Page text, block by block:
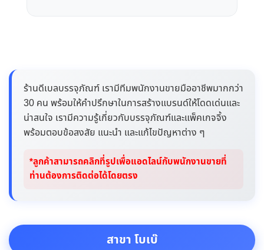
ร้านดีเบลบรรจุภัณฑ์ เรามีทีมพนักงานขายมืออาชีพมากกว่า
30 คน พร้อมให้คำปรึกษาในการสร้างแบรนด์ให้โดดเด่นและ
น่าสนใจ เรามีความรู้เกี่ยวกับบรรจุภัณฑ์และแพ็คเกจจิ้ง
พร้อมตอบข้อสงสัย แนะนำ และแก้ไขปัญหาต่าง ๆ
*ลูกค้าสามารถคลิกที่รูปเพื่อแอดไลน์กับพนักงานขายที่
ท่านต้องการติดต่อได้โดยตรง
สาขา โบเบ๊